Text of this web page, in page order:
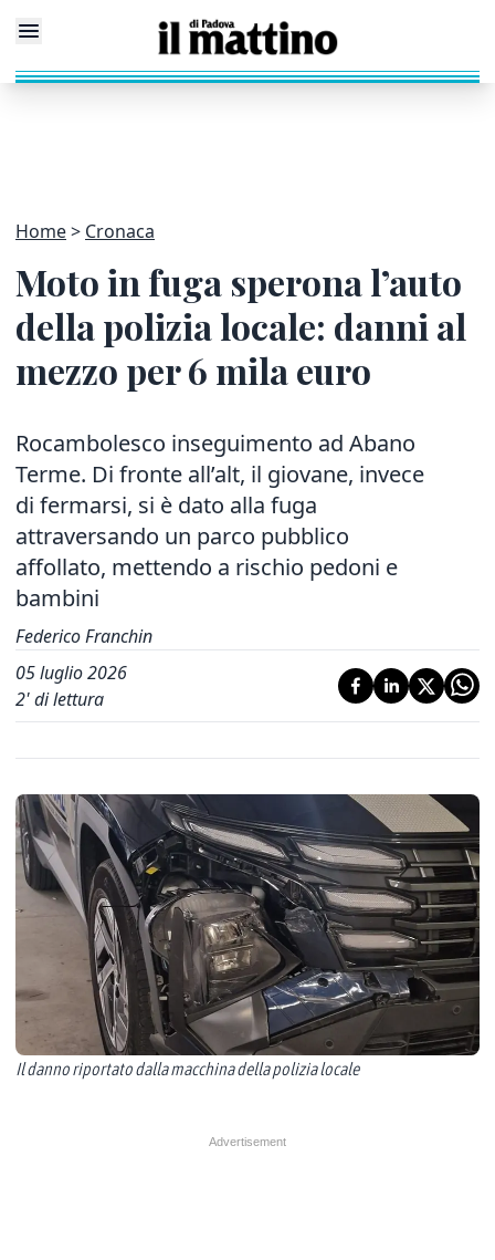
Home Cronaca
Moto in fuga sperona l’auto
della polizia locale: danni al
mezzo per 6 mila euro
Rocambolesco inseguimento ad Abano
Terme. Di fronte all’alt, il giovane, invece
di fermarsi, si è dato alla fuga
attraversando un parco pubblico
affollato, mettendo a rischio pedoni e
bambini
Federico Franchin
05 luglio 2026
2' di lettura
Il danno riportato dalla macchina della polizia locale